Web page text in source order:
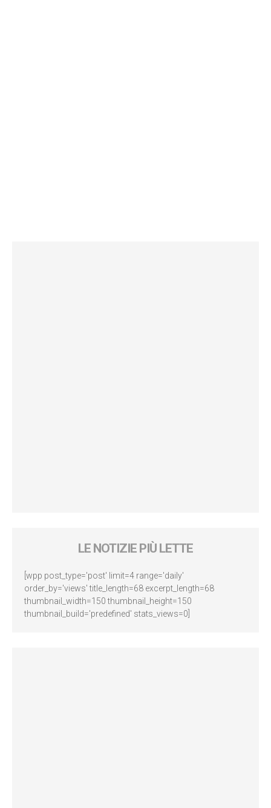
LE NOTIZIE PIÙ LETTE
[wpp post_type='post' limit=4 range='daily'
order_by='views' title_length=68 excerpt_length=68
thumbnail_width=150 thumbnail_height=150
thumbnail_build='predefined' stats_views=0]